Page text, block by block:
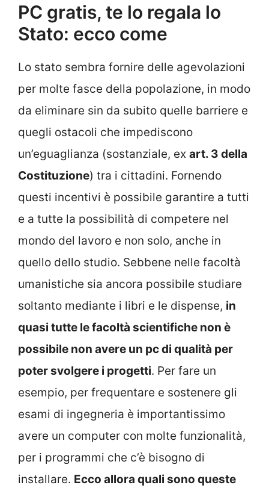
PC gratis, te lo regala lo
Stato: ecco come
Lo stato sembra fornire delle agevolazioni
per molte fasce della popolazione, in modo
da eliminare sin da subito quelle barriere e
quegli ostacoli che impediscono
un’eguaglianza (sostanziale, ex art. 3 della
Costituzione) tra i cittadini. Fornendo
questi incentivi è possibile garantire a tutti
e a tutte la possibilità di competere nel
mondo del lavoro e non solo, anche in
quello dello studio. Sebbene nelle facoltà
umanistiche sia ancora possibile studiare
soltanto mediante i libri e le dispense, in
quasi tutte le facoltà scientifiche non è
possibile non avere un pc di qualità per
poter svolgere i progetti. Per fare un
esempio, per frequentare e sostenere gli
esami di ingegneria è importantissimo
avere un computer con molte funzionalità,
per i programmi che c’è bisogno di
installare. Ecco allora quali sono queste